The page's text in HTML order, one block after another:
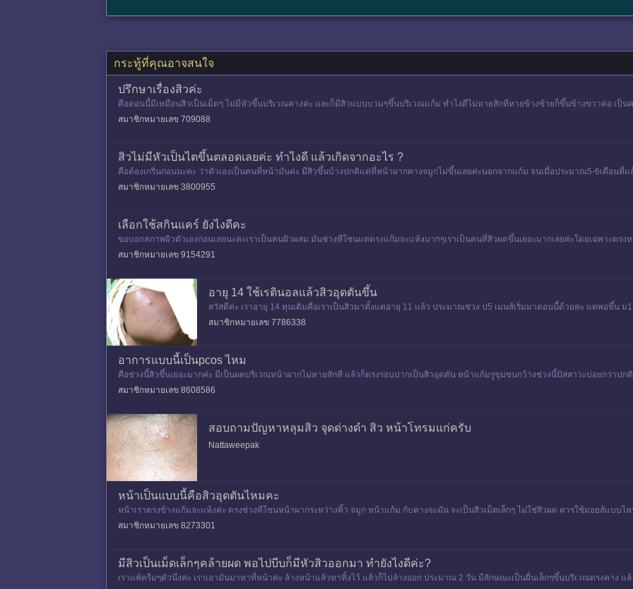
กระทู้ที่คุณอาจสนใจ
ปรึกษาเรื่องสิวค่ะ
คือตอนนี้มีเหมือนสิวเป็นเม็ดๆ ไม่มีหัวขึ้นบริเวณคางค่ะ และก็มีสิวแบบบวมๆขึ้นบริเวณแก้ม ทำไงดีไม่หายสักทีหายข้างซ้ายก็ขึ้นข้างขวาต่อ เป็น
สมาชิกหมายเลข 709088
สิวไม่มีหัวเป็นไตขึ้นตลอดเลยค่ะ ทำไงดี แล้วเกิดจากอะไร ?
คือต้องเกริ่นก่อนนะคะ ว่าตัวเองเป็นคนที่หน้ามันค่ะ มีสิวขึ้นบ้างปกติแต่ที่หน้าผากคางจมูกไม่ขึ้นเลยค่ะนอกจากแก้ม จนเมื่อประมาณ5-6เดือน
งค่
สมาชิกหมายเลข 3800955
เลือกใช้สกินแคร์ ยังไงดีคะ
ขอบอกสภาพผิวตัวเองก่อนเลยนะคะเราเป็นคนผิวผสม มันช่วงทีโซนแต่ตรงแก้มจะแห้งมากๆเราเป็นคนที่สิวผดขึ้นเยอะมากเลยค่ะโดยเฉพาะตร
องซื้อเซรั่มบููสต์ผิวเคล
สมาชิกหมายเลข 9154291
อายุ 14 ใช้เรตินอลแล้วสิวอุดตันขึ้น
สวัสดีค่ะ เราอายุ 14 ทุนเดิมคือเราเป็นสิวมาตั้งแต่อายุ 11 แล้ว ประมาณช่วง ป5 เมนส์เริ่มมาตอนนี้ด้วยค่ะ แต่พอขึ้น ม
นหน้ามัน รูขุมขนกว้างมากด้วย
สมาชิกหมายเลข 7786338
อาการแบบนี้เป็นpcos ไหม
คือช่วงนี้สิวขึ้นเยอะมากค่ะ มีเป็นผดบริเวณหน้าผากไม่หายสักที แล้วก็ตรงรอบปากเป็นสิวอุดตัน หน้าแก้มรูขุมขนกว้างช่วงนี้ปัสสาวะบ่อยกว่าปก
าปกติ คือเป็
สมาชิกหมายเลข 8608586
สอบถามปัญหาหลุมสิว จุดด่างดำ สิว หน้าโทรมแก่ครับ
Nattaweepak
หน้าเป็นแบบนี้คือสิวอุดตันไหมคะ
หน้าเราตรงข้างแก้มจะแห้งค่ะ ตรงช่วงทีโซนหน้าผากระหว่างคิ้ว จมูก หน้าแก้ม กับคางจะมัน จะเป็นสิวเม็ดเล็กๆ ไม่ใช่สิวผด ควรใช้มอยส์แบบ
ะดูไม่เรียบ ขรุขระ แ
สมาชิกหมายเลข 8273301
มีสิวเป็นเม็ดเล็กๆคล้ายผด พอไปบีบก็มีหัวสิวออกมา ทำยังไงดีค่ะ?
เราแพ้ครีมๆตัวนึงค่ะ เราเอามันมาทาที่หน้าค่ะ ล้างหน้าแล้วทาทิ้งไว้ แล้วก็ไปล้างออก ประมาณ 2 วัน มีลักษณะเป็นผื่นเล็กๆขึ้นบริเวณตรงคาง